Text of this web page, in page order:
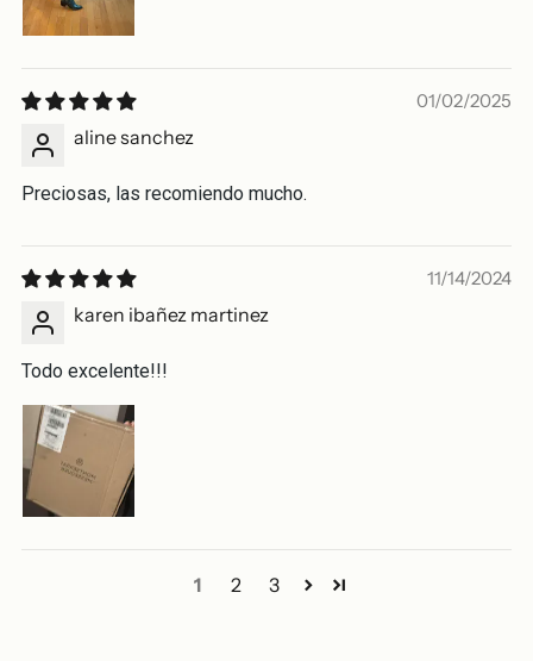
01/02/2025
aline sanchez
Preciosas, las recomiendo mucho.
11/14/2024
karen ibañez martinez
Todo excelente!!!
1 2 3